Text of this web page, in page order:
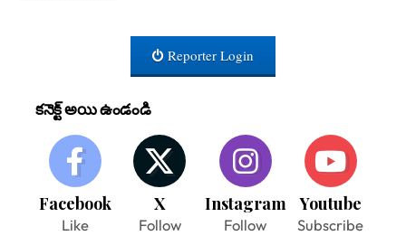
Reporter Login
కనెక్ట్ అయి ఉండండి
Facebook
Like
X
Follow
Instagram
Follow
Youtube
Subscribe